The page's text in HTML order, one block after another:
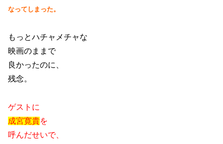
なってしまった。
もっとハチャメチャな
映画のままで
良かったのに、
残念。
ゲストに
成宮寛貴を
呼んだせいで、